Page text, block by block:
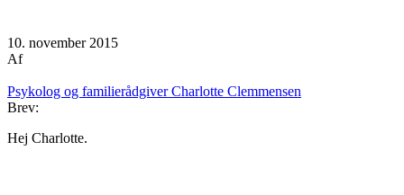
10. november 2015
Af
Psykolog og familierådgiver Charlotte Clemmensen
Brev:
Hej Charlotte.